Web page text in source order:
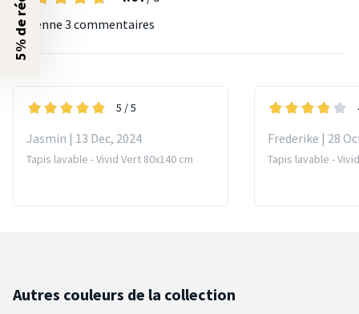
Moyenne 3 commentaires
5 / 5
Jasmin | 13 Dec, 2024
Tapis lavable - Vivid Vert 80x140 cm
Frederike | 28
Tapis lavable -
Autres couleurs de la collection